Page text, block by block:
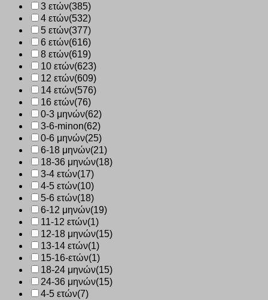
3 ετών(385)
4 ετών(532)
5 ετών(377)
6 ετών(616)
8 ετών(619)
10 ετών(623)
12 ετών(609)
14 ετών(576)
16 ετών(76)
0-3 μηνών(62)
3-6-minon(62)
0-6 μηνών(25)
6-18 μηνών(21)
18-36 μηνών(18)
3-4 ετών(17)
4-5 ετών(10)
5-6 ετών(18)
6-12 μηνών(19)
11-12 ετών(1)
12-18 μηνών(15)
13-14 ετών(1)
15-16-ετών(1)
18-24 μηνών(15)
24-36 μηνών(15)
4-5 ετών(7)